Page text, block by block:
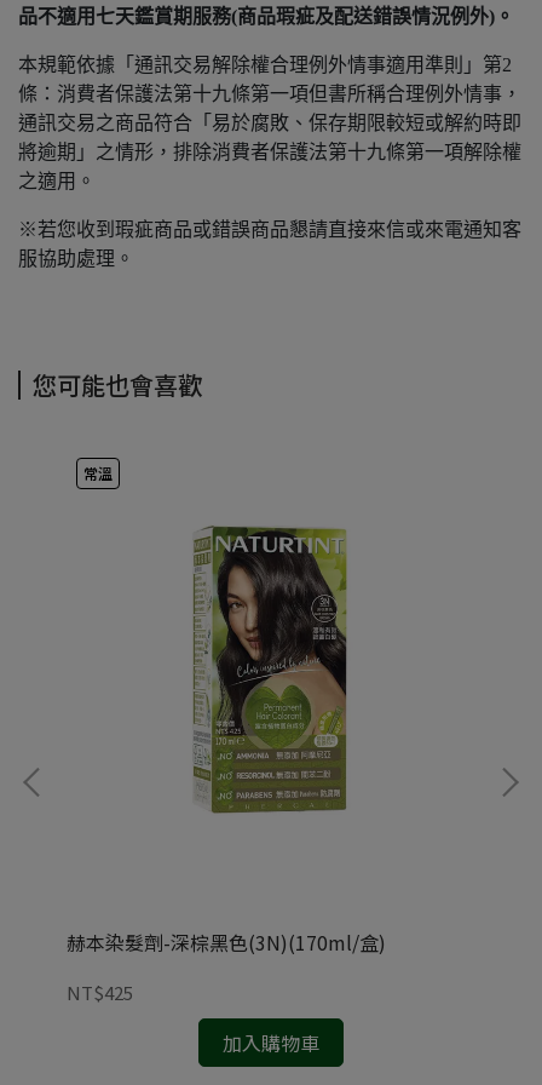
品不適用七天鑑賞期服務(商品瑕疵及配送錯誤情況例外)。
本規範依據「通訊交易解除權合理例外情事適用準則」第2
條：消費者保護法第十九條第一項但書所稱合理例外情事，
通訊交易之商品符合「易於腐敗、保存期限較短或解約時即
將逾期」之情形，排除消費者保護法第十九條第一項解除權
之適用。
※若您收到瑕疵商品或錯誤商品懇請直接來信或來電通知客
服協助處理。
您可能也會喜歡
常溫
赫本染髮劑-深棕黑色(3N)(170ml/盒)
NT$425
加入購物車